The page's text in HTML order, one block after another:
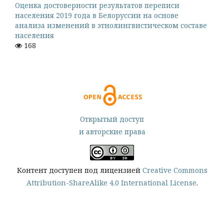
Оценка достоверности результатов переписи
населения 2019 года в Белоруссии на основе
анализа изменений в этнолингвистическом составе
населения
168
Открытый доступ
и авторские права
Контент доступен под лицензией Creative Commons
Attribution-ShareAlike 4.0 International License.